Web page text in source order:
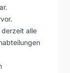
derzeit alle